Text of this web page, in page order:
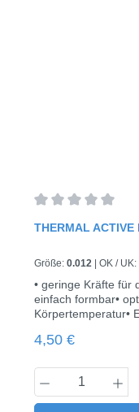
Durchschnittliche
THERMAL ACTIVE
Größe: 0.012 OK / UK:
• geringe Kräfte für
einfach formbar•
Körpertemperatur•
Regulärer Preis:
4,50 €
Produkt